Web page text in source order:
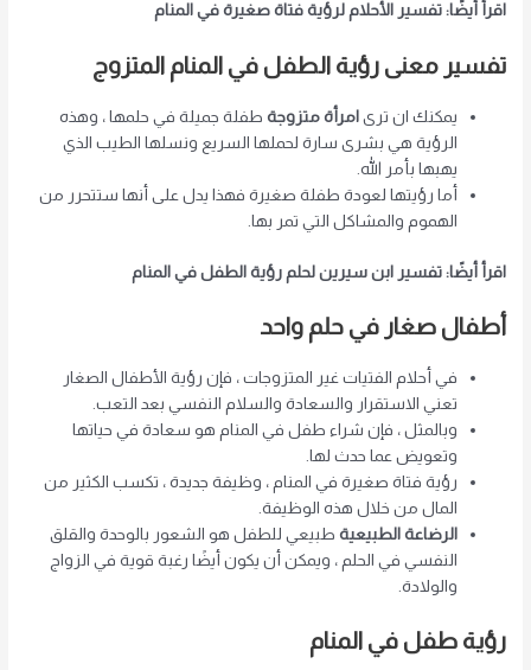
اقرأ أيضًا: تفسير الأحلام لرؤية فتاة صغيرة في المنام
تفسير معنى رؤية الطفل في المنام المتزوج
يمكنك ان ترىامرأة متزوجة طفلة جميلة في حلمها ، وهذه
الرؤية هي بشرى سارة لحملها السريع ونسلها الطيب الذي
يهبها بأمر الله.
أما رؤيتها لعودة طفلة صغيرة فهذا يدل على أنها ستتحرر من
الهموم والمشاكل التي تمر بها.
اقرأ أيضًا: تفسير ابن سيرين لحلم رؤية الطفل في المنام
أطفال صغار في حلم واحد
في أحلام الفتيات غير المتزوجات ، فإن رؤية الأطفال الصغار
تعني الاستقرار والسعادة والسلام النفسي بعد التعب.
وبالمثل ، فإن شراء طفل في المنام هو سعادة في حياتها
وتعويض عما حدث لها.
رؤية فتاة صغيرة في المنام ، وظيفة جديدة ، تكسب الكثير من
المال من خلال هذه الوظيفة.
الرضاعة الطبيعية طبيعي للطفل هو الشعور بالوحدة والقلق
النفسي في الحلم ، ويمكن أن يكون أيضًا رغبة قوية في الزواج
والولادة.
رؤية طفل في المنام